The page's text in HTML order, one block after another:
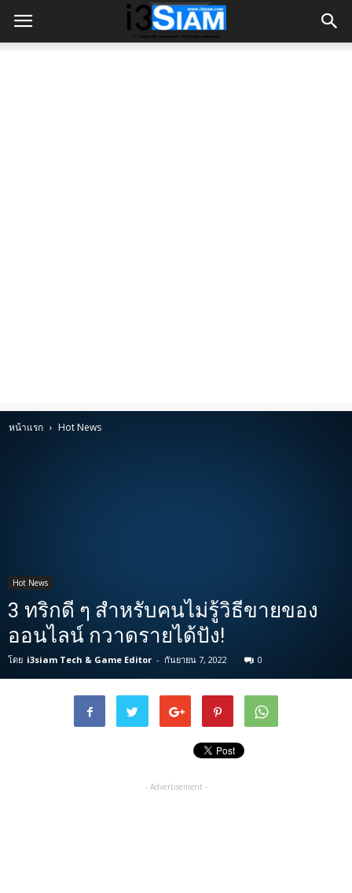
หน้าแรก Hot News
Hot News
3 ทริกดี ๆ สำหรับคนไม่รู้วิธีขายของ
ออนไลน์ กวาดรายได้ปัง!
โดย i3siam Tech & Game Editor - กันยายน 7, 2022 0
- Advertisement -